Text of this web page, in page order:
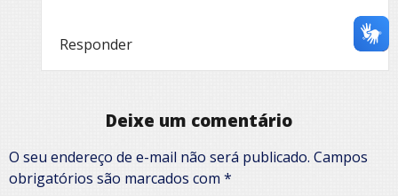
Responder
Deixe um comentário
O seu endereço de e-mail não será publicado. Campos
obrigatórios são marcados com *